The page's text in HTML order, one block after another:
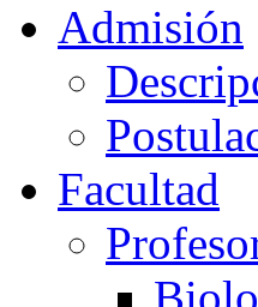
Admisión
Facultad